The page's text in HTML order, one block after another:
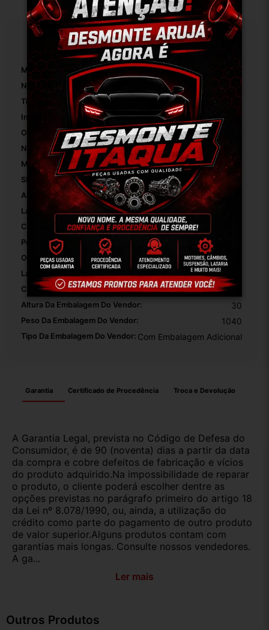
Especificações
Marca: Chevrolet
Número De Peça:
Tipo De Veículo: Carro/Caminhonete
Inclui Acessórios Para A Montagem: False
OEM: Original
Número De Registro/certificação INMETRO: 93229458
Modelo: Vectra 1997
SKU:
Altura Da Embalagem:
Largura Da Embalagem:
Comprimento Da Embalagem:
Peso Da Embalagem:
Origem Do Dado Do Pacote De Envio: Interno
Largura Da Embalagem Do Vendor:
Comprimento Da Embalagem Do Vendor: 38
Altura Da Embalagem Do Vendor: 30
Peso Da Embalagem Do Vendor: 1040
Tipo Da Embalagem Do Vendor: Com Embalagem Adicional
Garantia Certificado de Procedência Troca e Devolução
A Garantia Legal, prevista no Código de Defesa do
Consumidor, é de 90 (noventa) dias a partir da data
da compra e cobre defeitos de fabricação e vícios
do produto adquirido.Na impossibilidade de reparar
o produto, o cliente poderá escolher dentre as
opções previstas no parágrafo primeiro do artigo 18
da Lei nº 8.078/1990, ou, ainda, a utilização do
crédito como parte do pagamento de outro produto
de valor superior.Alguns produtos contam com
garantias mais longas. Consulte nossos vendedores.
A ga...
Ler mais
Outros Produtos